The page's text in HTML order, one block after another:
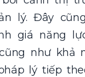
lý. Đây
giá năng
như khả
lý tiếp